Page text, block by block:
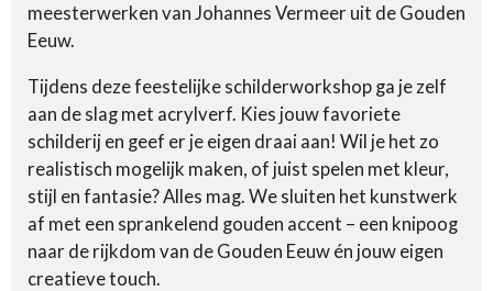
meesterwerken van Johannes Vermeer uit de Gouden
Eeuw.
Tijdens deze feestelijke schilderworkshop ga je zelf
aan de slag met acrylverf. Kies jouw favoriete
schilderij en geef er je eigen draai aan! Wil je het zo
realistisch mogelijk maken, of juist spelen met kleur,
stijl en fantasie? Alles mag. We sluiten het kunstwerk
af met een sprankelend gouden accent – een knipoog
naar de rijkdom van de Gouden Eeuw én jouw eigen
creatieve touch.